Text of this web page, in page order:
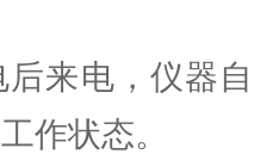
来电，仪器
作状态。